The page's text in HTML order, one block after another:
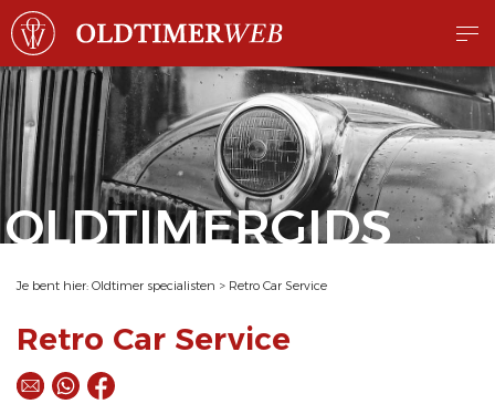
OLDTIMERGIDS
Je bent hier: Oldtimer specialisten > Retro Car Service
Retro Car Service